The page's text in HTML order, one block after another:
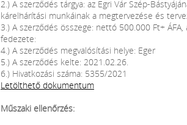
2.) A szerződés tárgya: az Egri Vár Szép-
kárelhárítási munkáinak a megtervezése és
3.) A szerződés összege: nettó 500.000 Ft+
fedezete:
4.) A szerződés megvalósítási helye: Eger
5.) A szerződés kelte: 2021.02.26.
6.) Hivatkozási száma: 5355/2021
Letölthető dokumentum
Műszaki ellenőrzés: